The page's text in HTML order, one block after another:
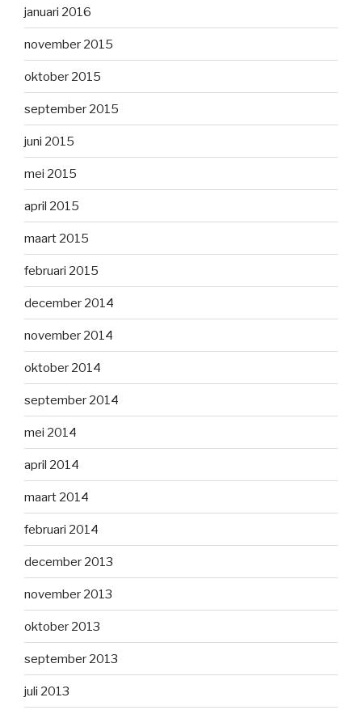
januari 2016
november 2015
oktober 2015
september 2015
juni 2015
mei 2015
april 2015
maart 2015
februari 2015
december 2014
november 2014
oktober 2014
september 2014
mei 2014
april 2014
maart 2014
februari 2014
december 2013
november 2013
oktober 2013
september 2013
juli 2013